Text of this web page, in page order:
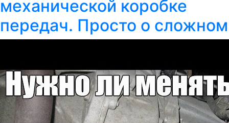
механической коробке
передач. Просто о сложном